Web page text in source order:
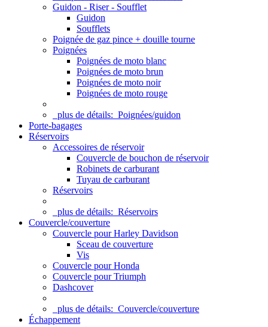
Guidon - Riser - Soufflet
Guidon
Soufflets
Poignée de gaz pince + douille tourne
Poignées
Poignées de moto blanc
Poignées de moto brun
Poignées de moto noir
Poignées de moto rouge
plus de détails: Poignées/guidon
Porte-bagages
Réservoirs
Accessoires de réservoir
Couvercle de bouchon de réservoir
Robinets de carburant
Tuyau de carburant
Réservoirs
plus de détails: Réservoirs
Couvercle/couverture
Couvercle pour Harley Davidson
Sceau de couverture
Vis
Couvercle pour Honda
Couvercle pour Triumph
Dashcover
plus de détails: Couvercle/couverture
Échappement